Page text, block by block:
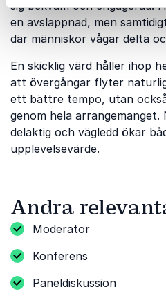
sig bekväm och engagerad.
en avslappnad, men
där människor vågar delta
En skicklig värd håller ihop
att övergångar flyter
ett bättre tempo, utan
genom hela
delaktig och vägledd ökar
upplevelsevärde.
Andra
Moderator
Konferens
Paneldiskussion